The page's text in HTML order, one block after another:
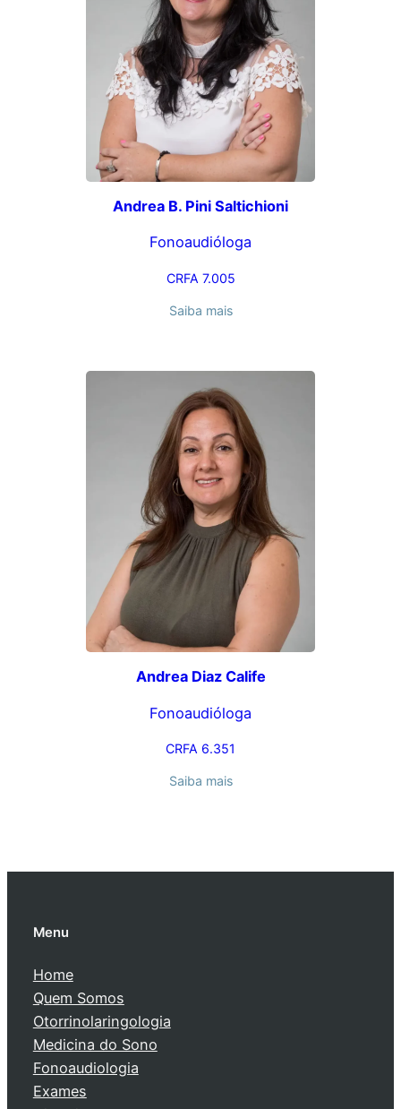
Andrea B. Pini Saltichioni
Fonoaudióloga
CRFA 7.005
Saiba mais
Andrea Diaz Calife
Fonoaudióloga
CRFA 6.351
Saiba mais
Menu
Home
Quem Somos
Otorrinolaringologia
Medicina do Sono
Fonoaudiologia
Exames